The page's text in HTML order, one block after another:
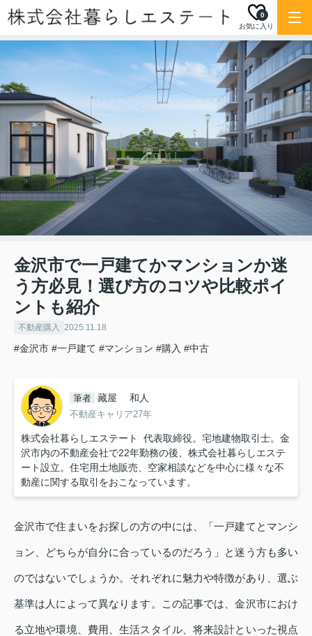
お気に入り
0
金沢市で一戸建てかマンションか迷
う方必見！選び方のコツや比較ポイ
ントも紹介
不動産購入 2025.11.18
#金沢市 #一戸建て #マンション #購入 #中古
筆者 藏屋 和人
不動産キャリア27年
株式会社暮らしエステート 代表取締役。宅地建物取引士。金
沢市内の不動産会社で22年勤務の後、株式会社暮らしエステ
ート設立。住宅用土地販売、空家相談などを中心に様々な不
動産に関する取引をおこなっています。
金沢市で住まいをお探しの方の中には、「一戸建てとマンシ
ョン、どちらが自分に合っているのだろう」と迷う方も多い
のではないでしょうか。それぞれに魅力や特徴があり、選ぶ
基準は人によって異なります。この記事では、金沢市におけ
る立地や環境、費用、生活スタイル、将来設計といった視点